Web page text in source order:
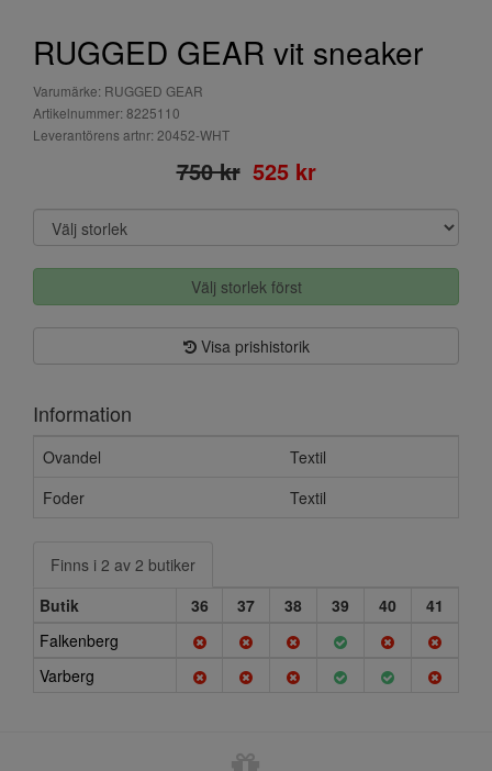
RUGGED GEAR vit sneaker
Varumärke: RUGGED GEAR
Artikelnummer: 8225110
Leverantörens artnr: 20452-WHT
750 kr 525 kr
Välj storlek först
Visa prishistorik
Information
Ovandel
Textil
Foder
Textil
Finns i 2 av 2 butiker
Butik
36 37 38 39 40
41
Falkenberg
Varberg